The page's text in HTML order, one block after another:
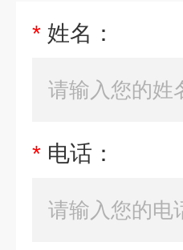
* 姓名：
* 电话：